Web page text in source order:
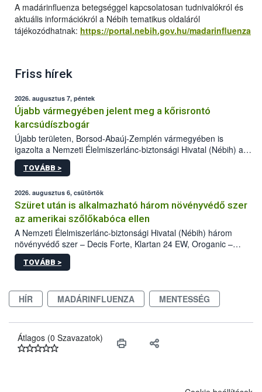
A madárinfluenza betegséggel kapcsolatosan tudnivalókról és
aktuális információkról a Nébih tematikus oldaláról
tájékozódhatnak: https://portal.nebih.gov.hu/madarinfluenza
Friss hírek
2026. augusztus 7, péntek
Újabb vármegyében jelent meg a kőrisrontó
karcsúdíszbogár
Újabb területen, Borsod-Abaúj-Zemplén vármegyében is
igazolta a Nemzeti Élelmiszerlánc-biztonsági Hivatal (Nébih) a
kőrisrontó karcsúdíszbogár (Agrilus planipennis) jelenlétét. A
kártevőt nem csak színcsapdában találták meg, de már fertőzött
az intenzív felderítést, emellett az intézkedéseket a szlovák
hatósággal is összehangolják a terjedés megállítása érdekében.
TOVÁBB >
2026. augusztus 6, csütörtök
Szüret után is alkalmazható három növényvédő szer
az amerikai szőlőkabóca ellen
A Nemzeti Élelmiszerlánc-biztonsági Hivatal (Nébih) három
növényvédő szer – Decis Forte, Klartan 24 EW, Oroganic –
engedélyokiratát módosította, így azok a szüretet követően,
egészen a vesszőérettség (BBCH 91) stádiumáig
érésű szőlőkben is legyen lehetőség a károsító elleni további
védekezésre. Az Oroganic készítmény kis kiszerelésben kiskerti
felhasználók számára is elérhető és ökológiai termesztésben is
engedélyezett.
TOVÁBB >
HÍR MADÁRINFLUENZA MENTESSÉG
Átlagos (0 Szavazatok)